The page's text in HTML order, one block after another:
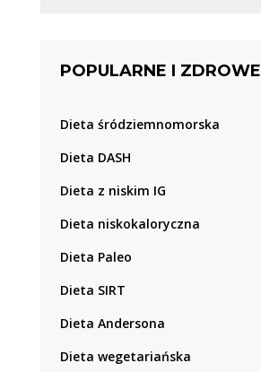
POPULARNE I ZDROWE
Dieta śródziemnomorska
Dieta DASH
Dieta z niskim IG
Dieta niskokaloryczna
Dieta Paleo
Dieta SIRT
Dieta Andersona
Dieta wegetariańska